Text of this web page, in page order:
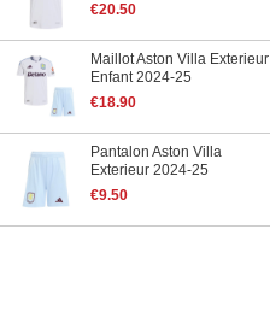
€20.50
Maillot Aston Villa Exterieur
Enfant 2024-25
€18.90
Pantalon Aston Villa
Exterieur 2024-25
€9.50